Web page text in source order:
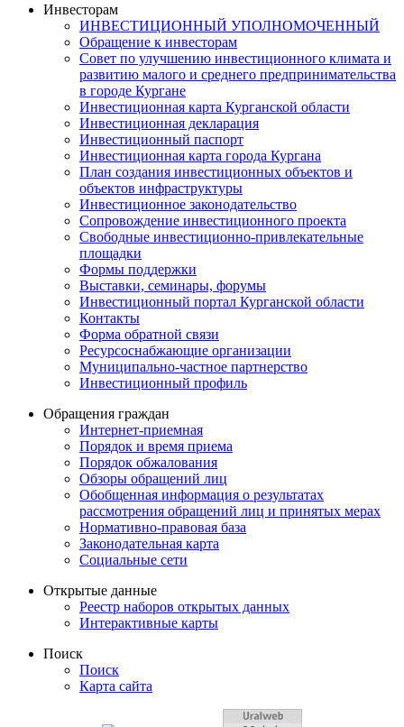
Инвесторам
ИНВЕСТИЦИОННЫЙ УПОЛНОМОЧЕННЫЙ
Обращение к инвесторам
Совет по улучшению инвестиционного климата и
развитию малого и среднего предпринимательства
в городе Кургане
Инвестиционная карта Курганской области
Инвестиционная декларация
Инвестиционный паспорт
Инвестиционная карта города Кургана
План создания инвестиционных объектов и
объектов инфраструктуры
Инвестиционное законодательство
Сопровождение инвестиционного проекта
Свободные инвестиционно-привлекательные
площадки
Формы поддержки
Выставки, семинары, форумы
Инвестиционный портал Курганской области
Контакты
Форма обратной связи
Ресурсоснабжающие организации
Муниципально-частное партнерство
Инвестиционный профиль
Обращения граждан
Интернет-приемная
Порядок и время приема
Порядок обжалования
Обзоры обращений лиц
Обобщенная информация о результатах
рассмотрения обращений лиц и принятых мерах
Нормативно-правовая база
Законодательная карта
Социальные сети
Открытые данные
Реестр наборов открытых данных
Интерактивные карты
Поиск
Поиск
Карта сайта